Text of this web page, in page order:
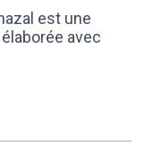
est une
avec